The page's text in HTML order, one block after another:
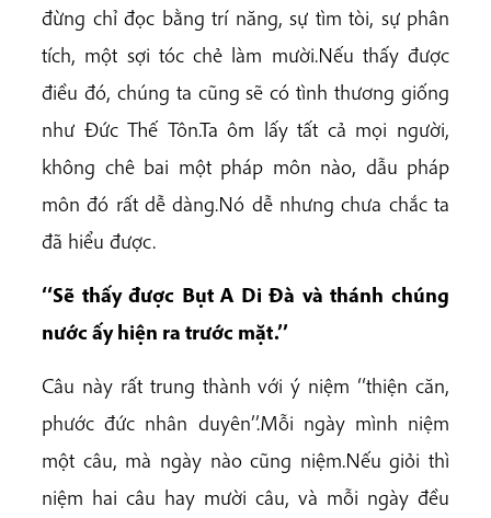
đừng chỉ đọc bằng trí năng, sự tìm tòi, sự phân
tích, một sợi tóc chẻ làm mười.Nếu thấy được
điều đó, chúng ta cũng sẽ có tình thương giống
như Đức Thế Tôn.Ta ôm lấy tất cả mọi người,
không chê bai một pháp môn nào, dẫu pháp
môn đó rất dễ dàng.Nó dễ nhưng chưa chắc ta
đã hiểu được.
‘‘Sẽ thấy được Bụt A Di Đà và thánh chúng
nước ấy hiện ra trước mặt.’’
Câu này rất trung thành với ý niệm ‘‘thiện căn,
phước đức nhân duyên’’.Mỗi ngày mình niệm
một câu, mà ngày nào cũng niệm.Nếu giỏi thì
niệm hai câu hay mười câu, và mỗi ngày đều